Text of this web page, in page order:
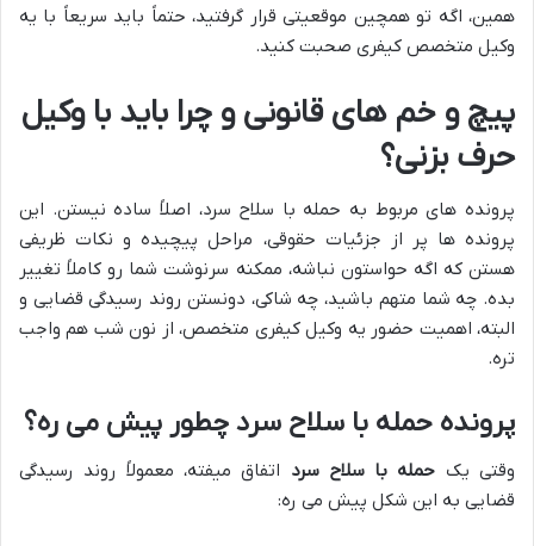
همین، اگه تو همچین موقعیتی قرار گرفتید، حتماً باید سریعاً با یه
وکیل متخصص کیفری صحبت کنید.
پیچ و خم های قانونی و چرا باید با وکیل
حرف بزنی؟
پرونده های مربوط به حمله با سلاح سرد، اصلاً ساده نیستن. این
پرونده ها پر از جزئیات حقوقی، مراحل پیچیده و نکات ظریفی
هستن که اگه حواستون نباشه، ممکنه سرنوشت شما رو کاملاً تغییر
بده. چه شما متهم باشید، چه شاکی، دونستن روند رسیدگی قضایی و
البته، اهمیت حضور یه وکیل کیفری متخصص، از نون شب هم واجب
تره.
پرونده حمله با سلاح سرد چطور پیش می ره؟
وقتی یک حمله با سلاح سرد اتفاق میفته، معمولاً روند رسیدگی
قضایی به این شکل پیش می ره: